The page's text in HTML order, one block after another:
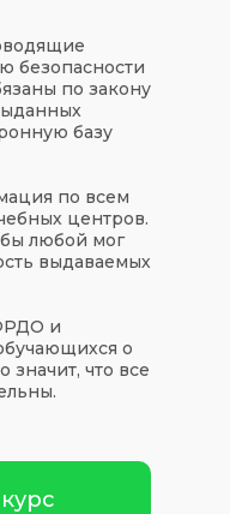
безопасности
по закону
базу
по всем
центров.
любой мог
выдаваемых
и
о
значит, что все